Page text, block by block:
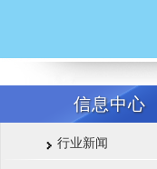
信息中心
行业新闻